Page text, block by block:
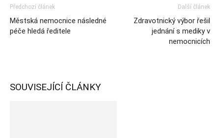
Předchozí článek
Městská nemocnice následné
péče hledá ředitele
Další článek
Zdravotnický výbor řešil
jednání s mediky v
nemocnicích
SOUVISEJÍCÍ ČLÁNKY